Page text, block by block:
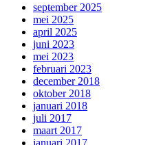
september 2025
mei 2025
april 2025
juni 2023
mei 2023
februari 2023
december 2018
oktober 2018
januari 2018
juli 2017
maart 2017
januari 2017